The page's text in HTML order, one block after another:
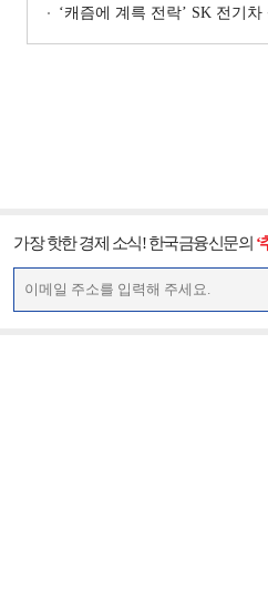
‘캐즘에 계륵 전락’ SK 전기
가장 핫한 경제 소식! 한국금융신문의 ‘